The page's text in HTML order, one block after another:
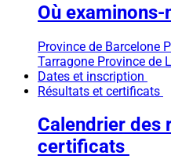
Où examinons-
Province de Barcelone
Tarragone Province de
Dates et inscription
Résultats et certificats
Calendrier des
certificats